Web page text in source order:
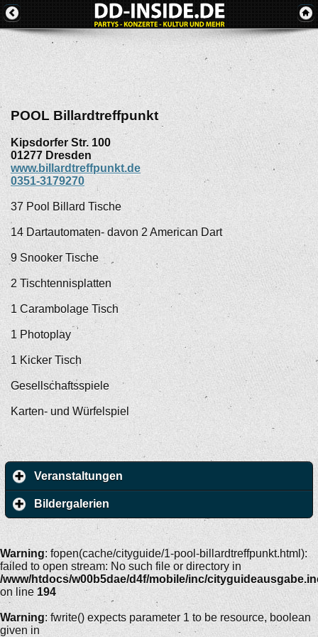
POOL Billardtreffpunkt
Kipsdorfer Str. 100
01277 Dresden
www.billardtreffpunkt.de
0351-3179270
37 Pool Billard Tische
14 Dartautomaten- davon 2 American Dart
9 Snooker Tische
2 Tischtennisplatten
1 Carambolage Tisch
1 Photoplay
1 Kicker Tisch
Gesellschaftsspiele
Karten- und Würfelspiel
Veranstaltungen
Bildergalerien
Warning: fopen(cache/cityguide/1-pool-billardtreffpunkt.html):
failed to open stream: No such file or directory in
/www/htdocs/w00b5dae/d4f/mobile/inc/
on line 194
Warning: fwrite() expects parameter 1 to be resource, boolean
given in